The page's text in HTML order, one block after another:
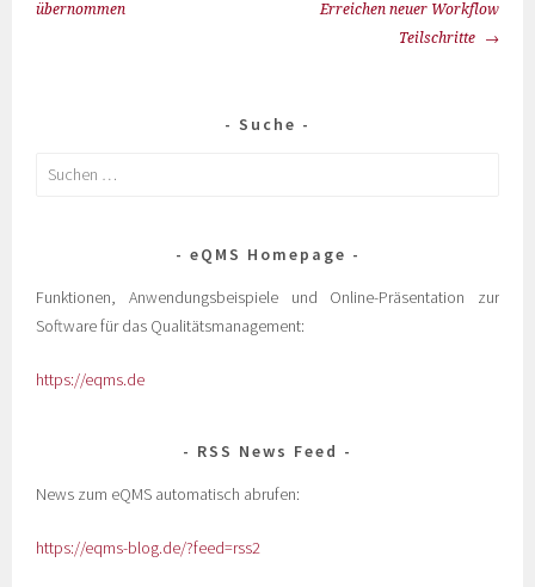
übernommen
Erreichen neuer Workflow
Teilschritte
Suche
eQMS Homepage
Funktionen, Anwendungsbeispiele und Online-Präsentation zur
Software für das Qualitätsmanagement:
https://eqms.de
RSS News Feed
News zum eQMS automatisch abrufen:
https://eqms-blog.de/?feed=rss2